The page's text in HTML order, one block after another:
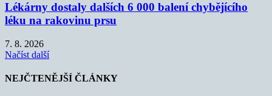
Lékárny dostaly dalších 6 000 balení chybějícího
léku na rakovinu prsu
7. 8. 2026
Načíst další
NEJČTENĚJŠÍ ČLÁNKY